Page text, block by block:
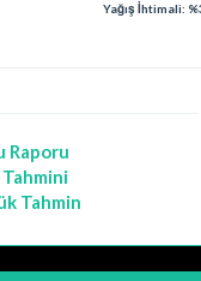
Yağış İhtimali:
Raporu
Tahmin